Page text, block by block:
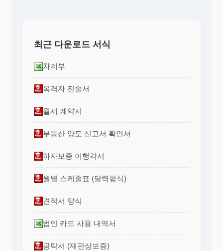
최근 다운로드 서식
차계부
목격자 진술서
월세 계약서
부동산 양도 신고서 확인서
하자보증 이행각서
월별 스케줄표 (달력형식)
견적서 양식
법인 카드 사용 내역서
공탁서 (재판상보증)